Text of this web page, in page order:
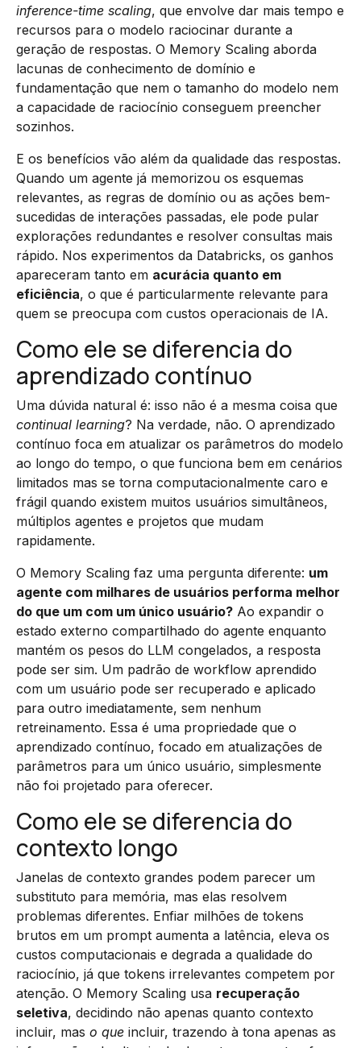
inference-time scaling, que envolve dar mais tempo e
recursos para o modelo raciocinar durante a
geração de respostas. O Memory Scaling aborda
lacunas de conhecimento de domínio e
fundamentação que nem o tamanho do modelo nem
a capacidade de raciocínio conseguem preencher
sozinhos.
E os benefícios vão além da qualidade das respostas.
Quando um agente já memorizou os esquemas
relevantes, as regras de domínio ou as ações bem-
sucedidas de interações passadas, ele pode pular
explorações redundantes e resolver consultas mais
rápido. Nos experimentos da Databricks, os ganhos
apareceram tanto em acurácia quanto em
eficiência, o que é particularmente relevante para
quem se preocupa com custos operacionais de IA.
Como ele se diferencia do
aprendizado contínuo
Uma dúvida natural é: isso não é a mesma coisa que
continual learning? Na verdade, não. O aprendizado
contínuo foca em atualizar os parâmetros do modelo
ao longo do tempo, o que funciona bem em cenários
limitados mas se torna computacionalmente caro e
frágil quando existem muitos usuários simultâneos,
múltiplos agentes e projetos que mudam
rapidamente.
O Memory Scaling faz uma pergunta diferente: um
agente com milhares de usuários performa melhor
do que um com um único usuário? Ao expandir o
estado externo compartilhado do agente enquanto
mantém os pesos do LLM congelados, a resposta
pode ser sim. Um padrão de workflow aprendido
com um usuário pode ser recuperado e aplicado
para outro imediatamente, sem nenhum
retreinamento. Essa é uma propriedade que o
aprendizado contínuo, focado em atualizações de
parâmetros para um único usuário, simplesmente
não foi projetado para oferecer.
Como ele se diferencia do
contexto longo
Janelas de contexto grandes podem parecer um
substituto para memória, mas elas resolvem
problemas diferentes. Enfiar milhões de tokens
brutos em um prompt aumenta a latência, eleva os
custos computacionais e degrada a qualidade do
raciocínio, já que tokens irrelevantes competem por
atenção. O Memory Scaling usa recuperação
seletiva, decidindo não apenas quanto contexto
incluir, mas o que incluir, trazendo à tona apenas as